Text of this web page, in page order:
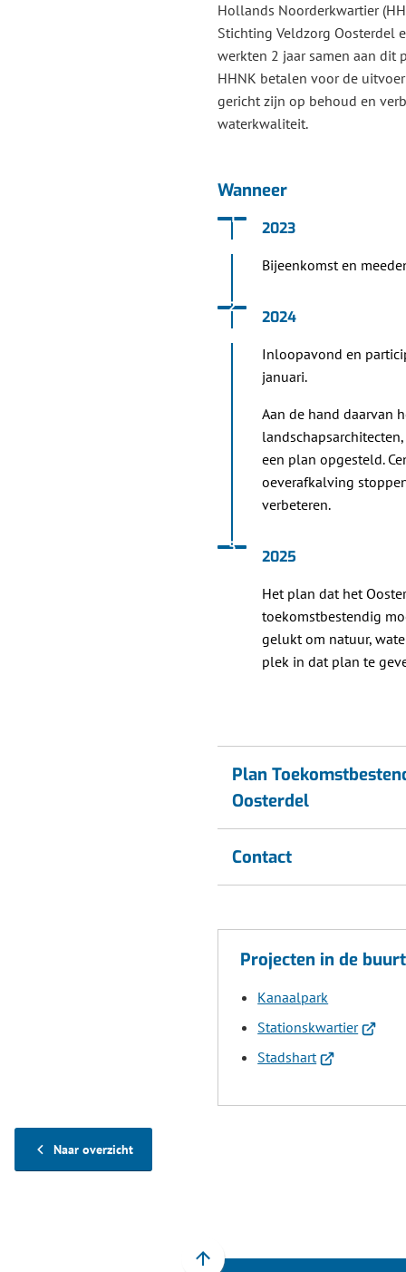
Hollands Noorderkwartier
Stichting Veldzorg Oosterdel
werkten 2 jaar samen aan dit
HHNK betalen voor de
gericht zijn op behoud en
waterkwaliteit.
Wanneer
2023
Status: Actief
Opvolgingsnummer:
1
Bijeenkomst en
2024
Status: Actief
Opvolgingsnummer:
2
Inloopavond en
januari.
Aan de hand daarvan
een plan opgesteld.
oeverafkalving
verbeteren.
2025
Status: Actief
Opvolgingsnummer:
3
Het plan dat het
toekomstbestendig
gelukt om natuur,
plek in dat plan te
Plan
Oosterdel
Contact
Projecten in de buurt
Kanaalpark
Stationskwartier
Stadshart(Verwijst
een
Naar overzicht
Scroll